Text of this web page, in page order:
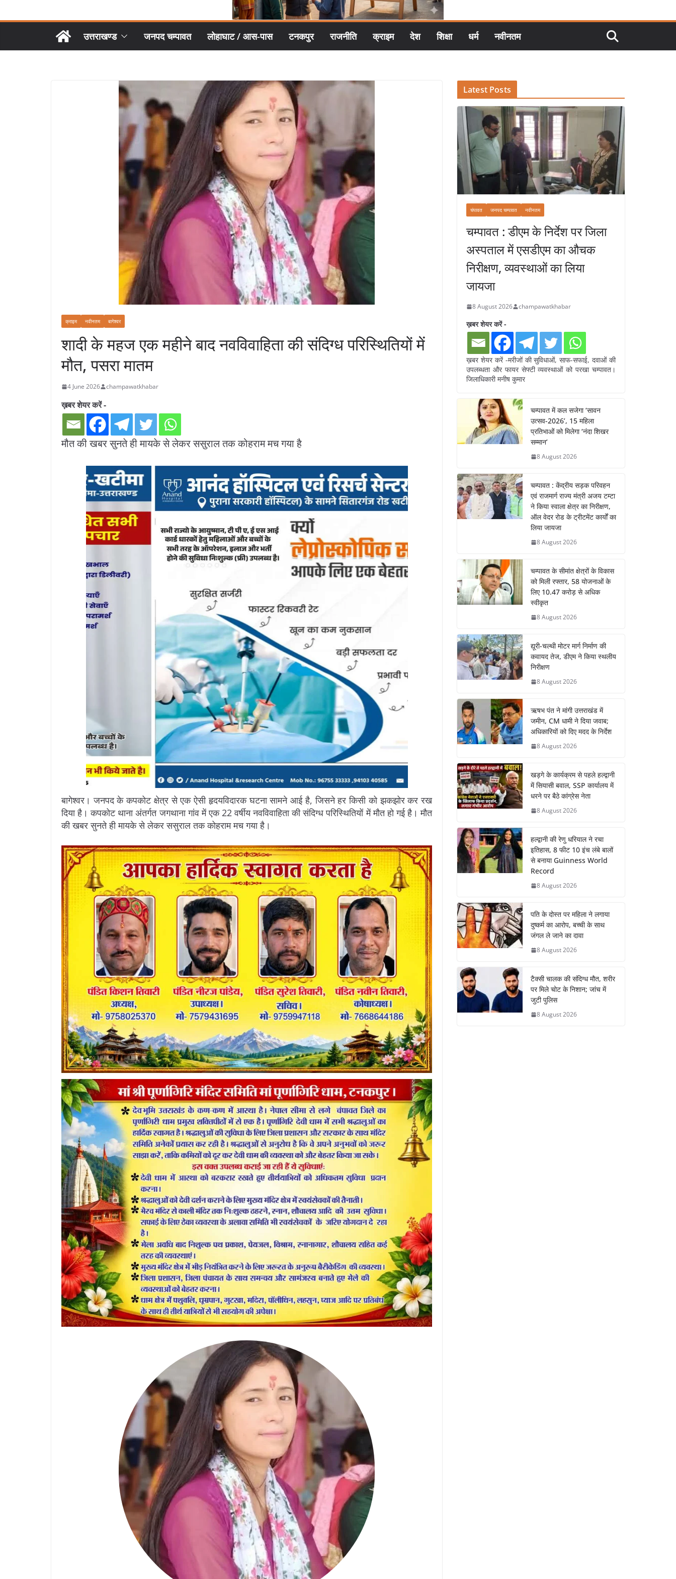
उत्तराखण्ड जनपद चम्पावत लोहाघाट / आस-पास टनकपुर राजनीति क्राइम देश शिक्षा धर्म नवीनतम
क्राइम नवीनतम बागेश्वर
शादी के महज एक महीने बाद नवविवाहिता की संदिग्ध परिस्थितियों में
मौत, पसरा मातम
4 June 2026 champawatkhabar
ख़बर शेयर करें -
मौत की खबर सुनते ही मायके से लेकर ससुराल तक कोहराम मच गया है
बागेश्वर। जनपद के कपकोट क्षेत्र से एक ऐसी हृदयविदारक घटना सामने आई है, जिसने हर किसी को झकझोर कर रख
दिया है। कपकोट थाना अंतर्गत जगथाना गांव में एक 22 वर्षीय नवविवाहिता की संदिग्ध परिस्थितियों में मौत हो गई है। मौत
की खबर सुनते ही मायके से लेकर ससुराल तक कोहराम मच गया है।
Latest Posts
चंपावत जनपद चम्पावत नवीनतम
चम्पावत : डीएम के निर्देश पर जिला
अस्पताल में एसडीएम का औचक
निरीक्षण, व्यवस्थाओं का लिया
जायजा
8 August 2026 champawatkhabar
ख़बर शेयर करें -
ख़बर शेयर करें -मरीजों की सुविधाओं, साफ-सफाई, दवाओं की
उपलब्धता और फायर सेफ्टी व्यवस्थाओं को परखा चम्पावत।
जिलाधिकारी मनीष कुमार
चम्पावत में कल सजेगा ‘सावन
उत्सव-2026’, 15 महिला
प्रतिभाओं को मिलेगा ‘नंदा शिखर
सम्मान’
8 August 2026
चम्पावत : केंद्रीय सड़क परिवहन
एवं राजमार्ग राज्य मंत्री अजय टम्टा
ने किया स्वाला क्षेत्र का निरीक्षण,
ऑल वेदर रोड के ट्रीटमेंट कार्यों का
लिया जायजा
8 August 2026
चम्पावत के सीमांत क्षेत्रों के विकास
को मिली रफ्तार, 58 योजनाओं के
लिए 10.47 करोड़ से अधिक
स्वीकृत
8 August 2026
द्यूरी-चल्थी मोटर मार्ग निर्माण की
कवायद तेज, डीएम ने किया स्थलीय
निरीक्षण
8 August 2026
ऋषभ पंत ने मांगी उत्तराखंड में
जमीन, CM धामी ने दिया जवाब;
अधिकारियों को दिए मदद के निर्देश
8 August 2026
खड़गे के कार्यक्रम से पहले हल्द्वानी
में सियासी बवाल, SSP कार्यालय में
धरने पर बैठे कांग्रेस नेता
8 August 2026
हल्द्वानी की रेणु धरियाल ने रचा
इतिहास, 8 फीट 10 इंच लंबे बालों
से बनाया Guinness World
Record
8 August 2026
पति के दोस्त पर महिला ने लगाया
दुष्कर्म का आरोप, बच्ची के साथ
जंगल ले जाने का दावा
8 August 2026
टैक्सी चालक की संदिग्ध मौत, शरीर
पर मिले चोट के निशान; जांच में
जुटी पुलिस
8 August 2026